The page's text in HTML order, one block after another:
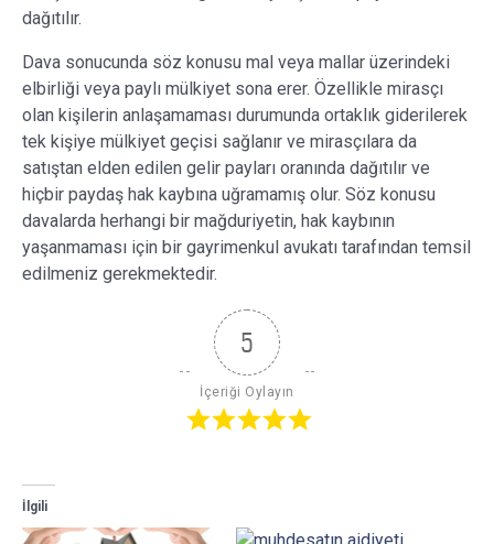
dağıtılır.
Dava sonucunda söz konusu mal veya mallar üzerindeki
elbirliği veya paylı mülkiyet sona erer. Özellikle mirasçı
olan kişilerin anlaşamaması durumunda ortaklık giderilerek
tek kişiye mülkiyet geçisi sağlanır ve mirasçılara da
satıştan elden edilen gelir payları oranında dağıtılır ve
hiçbir paydaş hak kaybına uğramamış olur. Söz konusu
davalarda herhangi bir mağduriyetin, hak kaybının
yaşanmaması için bir gayrimenkul avukatı tarafından temsil
edilmeniz gerekmektedir.
5
İçeriği Oylayın
İlgili